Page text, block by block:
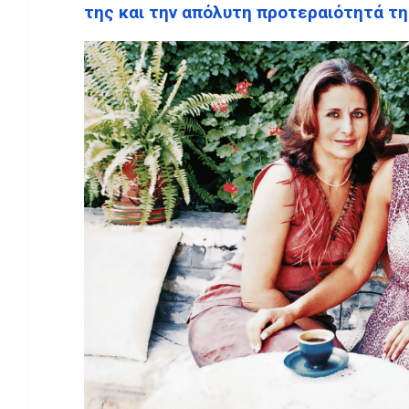
της και την απόλυτη προτεραιότητά